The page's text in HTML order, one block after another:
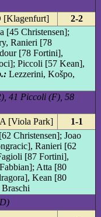
2-2
[45 Christensen];
Ranieri [78
[78 Fortini],
Piccoli [57 Kean],
Lezzerini, Košpo,
41 Piccoli (F), 58
[Viola Park]
1-1
Christensen]; Joao
Ranieri [62
[87 Fortini],
Atta [80
Kean [80